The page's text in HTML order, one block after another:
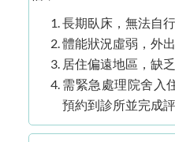
長期臥床，無法自
體能狀況虛弱，外
居住偏遠地區，缺
需緊急處理院舍入
預約到診所並完成評